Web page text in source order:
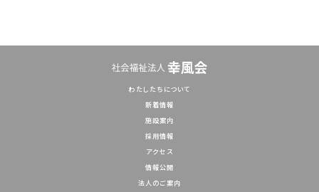
わたしたちについて
新着情報
施設案内
採用情報
アクセス
情報公開
法人のご案内